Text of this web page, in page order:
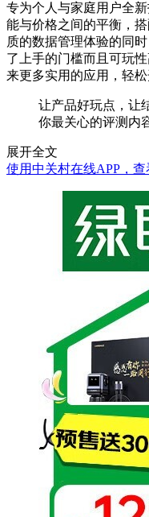
专为个人与家庭用户全
能与价格之间的平衡，
质的数据管理体验的同
了上手的门槛而且可玩
来更多实用的应用，轻
让产品好玩点，让
你最关心的评测内
展开全文
使用中关村在线APP，